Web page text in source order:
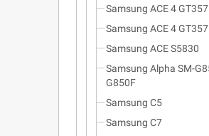
Samsung ACE 4 GT357
Samsung ACE 4
Samsung ACE S5830
Samsung Alpha SM-
G850F
Samsung C5
Samsung C7